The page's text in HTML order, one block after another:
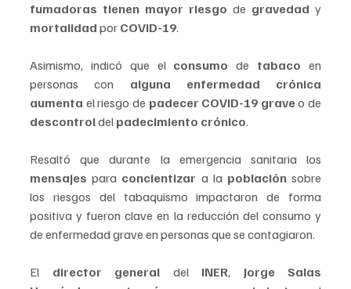
fumadoras tienen mayor riesgo de gravedad
mortalidad por COVID-19.
Asimismo, indicó que el consumo de tabaco en
personas con alguna enfermedad crónica
aumenta el riesgo de padecer COVID-19 grave
descontrol del padecimiento crónico.
mensajes para concientizar a la población sobre
los riesgos del tabaquismo impactaron de forma
positiva y fueron clave en la reducción del consumo y
de enfermedad grave en personas que se contagiaron.
El director general del INER, Jorge Salas